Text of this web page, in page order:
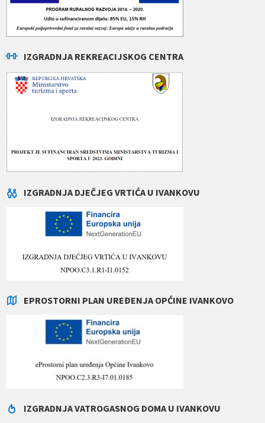
IZGRADNJA REKREACIJSKOG CENTRA
IZGRADNJA DJEČJEG VRTIĆA U IVANKOVU
EPROSTORNI PLAN UREĐENJA OPĆINE IVANKOVO
IZGRADNJA VATROGASNOG DOMA U IVANKOVU